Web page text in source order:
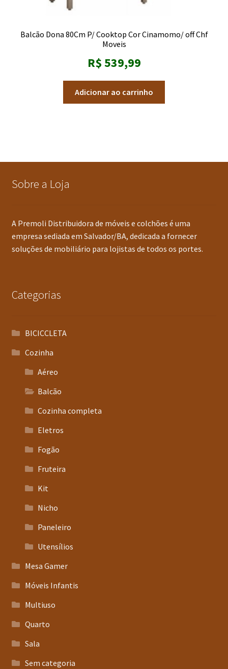
Balcão Dona 80Cm P/ Cooktop Cor Cinamomo/ off Chf
Moveis
R$539,99
Adicionar ao carrinho
Sobre a Loja
A Premoli Distribuidora de móveis e colchões é uma
empresa sediada em Salvador/BA, dedicada a fornecer
soluções de mobiliário para lojistas de todos os portes.
Categorias
BICICCLETA
Cozinha
Aéreo
Balcão
Cozinha completa
Eletros
Fogão
Fruteira
Kit
Nicho
Paneleiro
Utensílios
Mesa Gamer
Móveis Infantis
Multiuso
Quarto
Sala
Sem categoria